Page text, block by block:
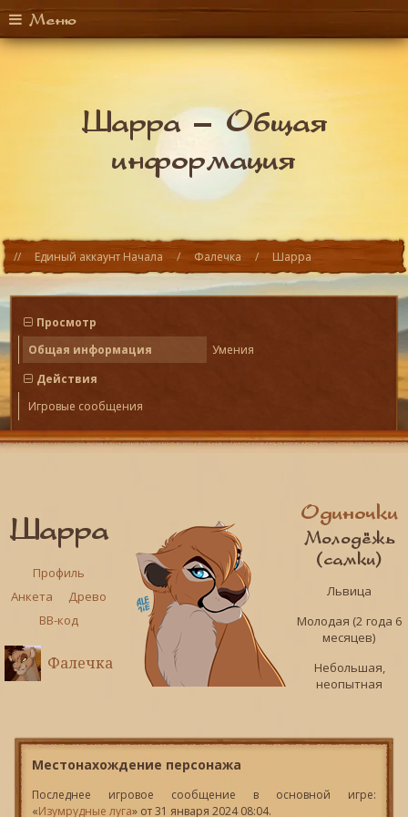
Меню
Шарра –Общая
информация
Единый аккаунт Начала Фалечка Шарра
Просмотр
Общая информация
Умения
Действия
Игровые сообщения
Шарра
Профиль
Анкета
Древо
BB-код
Фалечка
Одиночки
Молодёжь
(самки)
Львица
Молодая (2 года 6
месяцев)
Небольшая,
неопытная
Местонахождение персонажа
Последнее игровое сообщение в основной игре:
«Изумрудные луга» от 31 января 2024 08:04.